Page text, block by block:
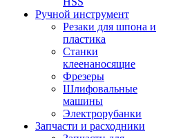
Ручной инструмент
Резаки для шпона и
пластика
Станки
клеенаносящие
Фрезеры
Шлифовальные
машины
Электрорубанки
Запчасти и расходники